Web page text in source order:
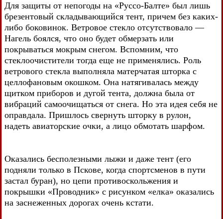
Для защиты от непогоды на «Руссо-Балте» был лишь
брезентовый складывающийся тент, причем без каких-
либо боковинок. Ветровое стекло отсутствовало —
Нагель боялся, что оно будет обмерзать или
покрываться мокрым снегом. Вспомним, что
стеклоочистители тогда еще не применялись. Роль
ветрового стекла выполняла матерчатая шторка с
целлофановым окошком. Она натягивалась между
щитком приборов и дугой тента, должна была от
вибраций самоочищаться от снега. Но эта идея себя не
оправдала. Пришлось свернуть шторку в рулон,
надеть авиаторские очки, а лицо обмотать шарфом.
Оказались бесполезными лыжи и даже тент (его
подняли только в Пскове, когда спортсменов в пути
застал буран), но цепи противоскольжения и
покрышки «Проводник» с рисунком «елка» оказались
на заснеженных дорогах очень кстати.